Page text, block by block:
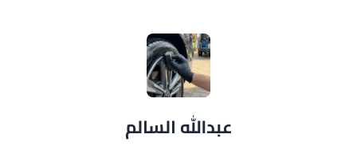
عبدالله السالم